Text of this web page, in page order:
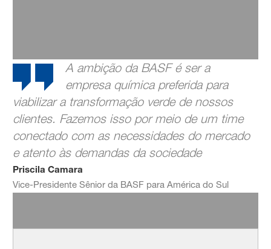
A ambição da BASF é ser a
empresa química preferida para
viabilizar a transformação verde de nossos
clientes. Fazemos isso por meio de um time
conectado com as necessidades do mercado
e atento às demandas da sociedade
Priscila Camara
Vice-Presidente Sênior da BASF para América do Sul